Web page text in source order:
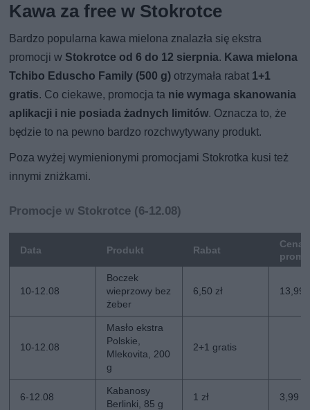
Kawa za free w Stokrotce
Bardzo popularna kawa mielona znalazła się ekstra
promocji w Stokrotce od 6 do 12 sierpnia. Kawa mielona
Tchibo Eduscho Family (500 g) otrzymała rabat 1+1
gratis. Co ciekawe, promocja ta nie wymaga skanowania
aplikacji i nie posiada żadnych limitów. Oznacza to, że
będzie to na pewno bardzo rozchwytywany produkt.
Poza wyżej wymienionymi promocjami Stokrotka kusi też
innymi zniżkami.
Promocje w Stokrotce (6-12.08)
Data Produkt Rabat
Cena
10-12.08
Boczek
wieprzowy bez
żeber
6,50 zł 13,99
10-12.08
Masło ekstra
Polskie,
Mlekovita, 200
g
2+1 gratis
6-12.08
Kabanosy
Berlinki, 85 g
1 zł 3,99